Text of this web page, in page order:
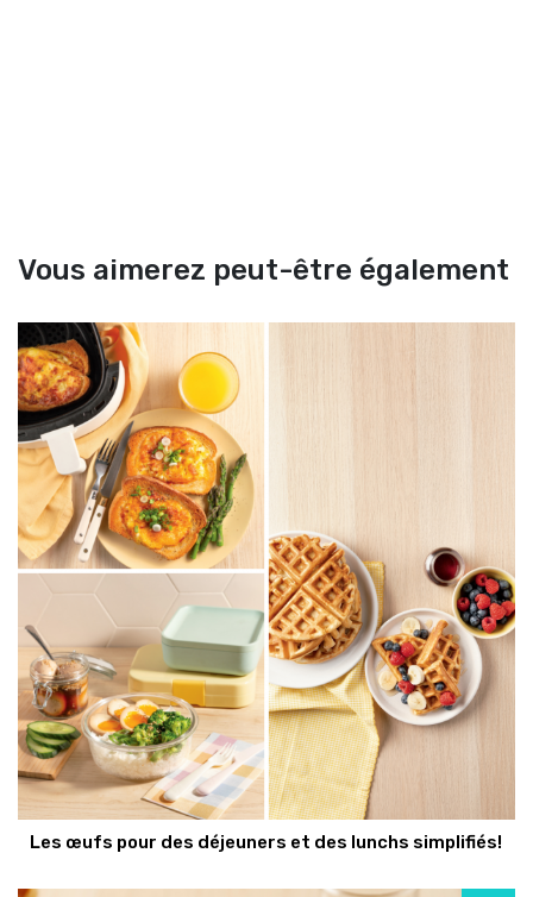
Vous aimerez peut-être également
Les œufs pour des déjeuners et des lunchs simplifiés!